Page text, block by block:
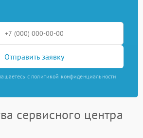
Отправить заявку
с политикой конфиденциальности
сервисного центра